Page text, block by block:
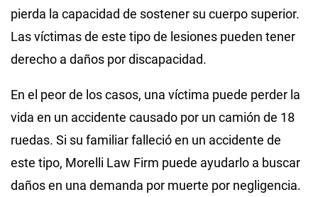
pierda la capacidad de sostener su cuerpo superior.
Las víctimas de este tipo de lesiones pueden tener
derecho a daños por discapacidad.
En el peor de los casos, una víctima puede perder la
vida en un accidente causado por un camión de 18
ruedas. Si su familiar falleció en un accidente de
este tipo, Morelli Law Firm puede ayudarlo a buscar
daños en una demanda por muerte por negligencia.